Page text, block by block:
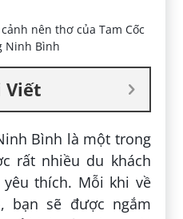
Viết
Bình là một trong
rất nhiều du khách
thích. Mỗi khi về
bạn sẽ được ngắm